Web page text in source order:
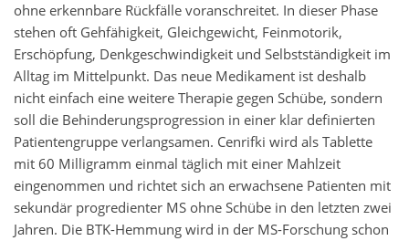
ohne erkennbare Rückfälle voranschreitet. In dieser Phase
stehen oft Gehfähigkeit, Gleichgewicht, Feinmotorik,
Erschöpfung, Denkgeschwindigkeit und Selbstständigkeit im
Alltag im Mittelpunkt. Das neue Medikament ist deshalb
nicht einfach eine weitere Therapie gegen Schübe, sondern
soll die Behinderungsprogression in einer klar definierten
Patientengruppe verlangsamen. Cenrifki wird als Tablette
mit 60 Milligramm einmal täglich mit einer Mahlzeit
eingenommen und richtet sich an erwachsene Patienten mit
sekundär progredienter MS ohne Schübe in den letzten zwei
Jahren. Die BTK-Hemmung wird in der MS-Forschung schon